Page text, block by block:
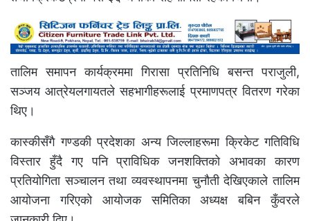
तालिम समापन कार्यक्रममा गिरासा प्रतिनिधि बसन्त पराजुली,
सञ्जय आत्रेयलगायतले सहभागीहरूलाई प्रमाणपत्र वितरण गरेका
थिए।
कास्कीसँगै गण्डकी प्रदेशका अन्य जिल्लाहरूमा क्रिकेट गतिविधि
विस्तार हुँदै गए पनि प्राविधिक जनशक्तिको अभावका कारण
प्रतियोगिता सञ्चालन तथा व्यवस्थापनमा चुनौती देखिएकाले तालिम
आयोजना गरिएको आयोजक समितिका अध्यक्ष बबिन कुँवरले